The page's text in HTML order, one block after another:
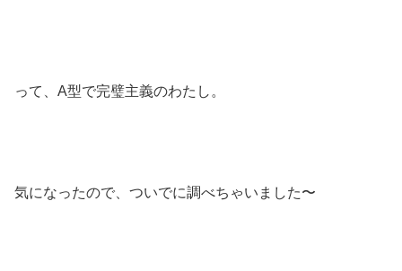
って、A型で完璧主義のわたし。
気になったので、ついでに調べちゃいました〜